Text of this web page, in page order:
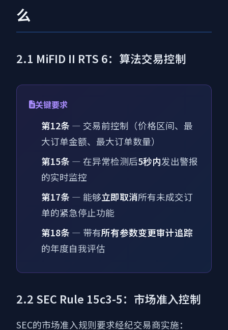
么
2.1 MiFID II RTS 6：算法交易控制
关键要求
第12条 — 交易前控制（价格区间、最
大订单金额、最大订单数量）
第15条 — 在异常检测后5秒内发出警报
的实时监控
第17条 — 能够立即取消所有未成交订
单的紧急停止功能
第18条 — 带有所有参数变更审计追踪
的年度自我评估
2.2 SEC Rule 15c3-5：市场准入控制
SEC的市场准入规则要求经纪交易商实施：